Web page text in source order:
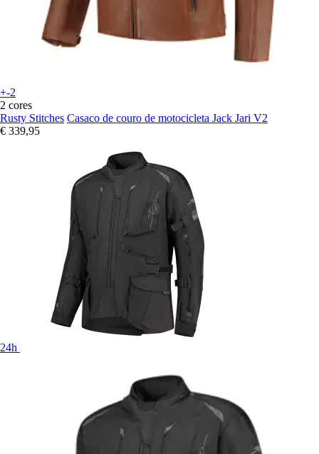
+-2
2 cores
Rusty Stitches Casaco de couro de motocicleta Jack Jari V2
€ 339,95
24h